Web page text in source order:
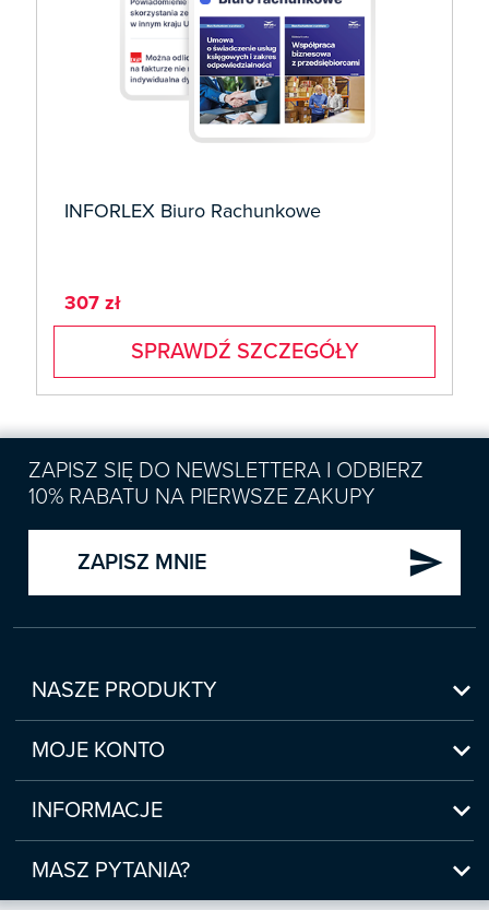
INFORLEX Biuro Rachunkowe
307 zł
SPRAWDŹ SZCZEGÓŁY
ZAPISZ SIĘ DO NEWSLETTERA I ODBIERZ
10% RABATU NA PIERWSZE ZAKUPY
ZAPISZ MNIE send
NASZE PRODUKTY 
Nowości
Zapowiedzi
Bestsellery
Czasopisma
Webinaria/Szkolenia
Prawo Pracy i ZUS
Podatki
MOJE KONTO 
Moje konto
Moje produkty
Historia zakupów
Moje zgody
INFORMACJE 
Regulamin sklepu internetowego
(www.sklep.infor.pl)
Płatność
MASZ PYTANIA? 
 bok@infor.pl